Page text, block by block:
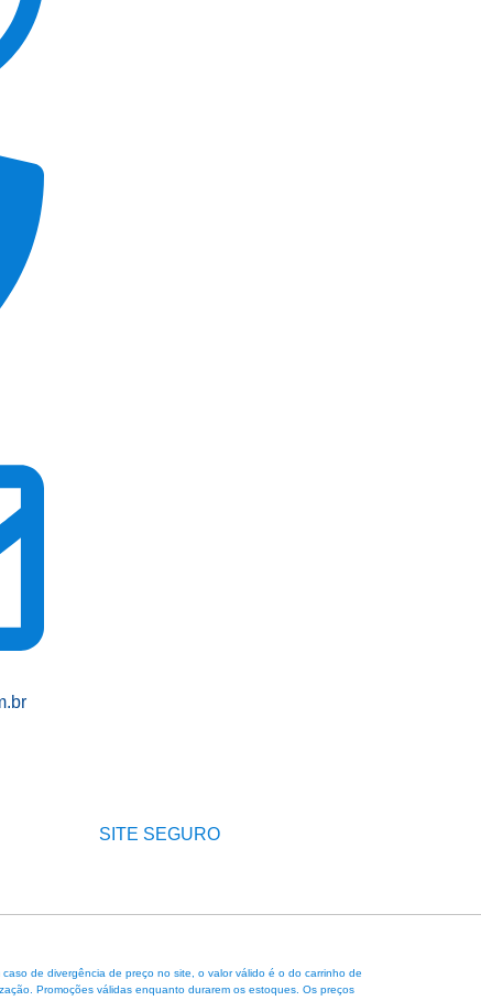
SITE SEGURO
de divergência de preço no site, o valor válido é o do carrinho de
Promoções válidas enquanto durarem os estoques. Os preços